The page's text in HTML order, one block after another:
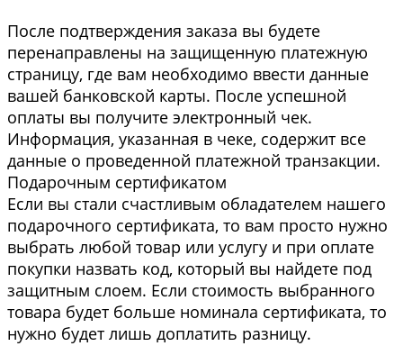
После подтверждения заказа вы будете
перенаправлены на защищенную платежную
страницу, где вам необходимо ввести данные
вашей банковской карты. После успешной
оплаты вы получите электронный чек.
Информация, указанная в чеке, содержит все
данные о проведенной платежной транзакции.
Подарочным сертификатом
Если вы стали счастливым обладателем нашего
подарочного сертификата, то вам просто нужно
выбрать любой товар или услугу и при оплате
покупки назвать код, который вы найдете под
защитным слоем. Если стоимость выбранного
товара будет больше номинала сертификата, то
нужно будет лишь доплатить разницу.